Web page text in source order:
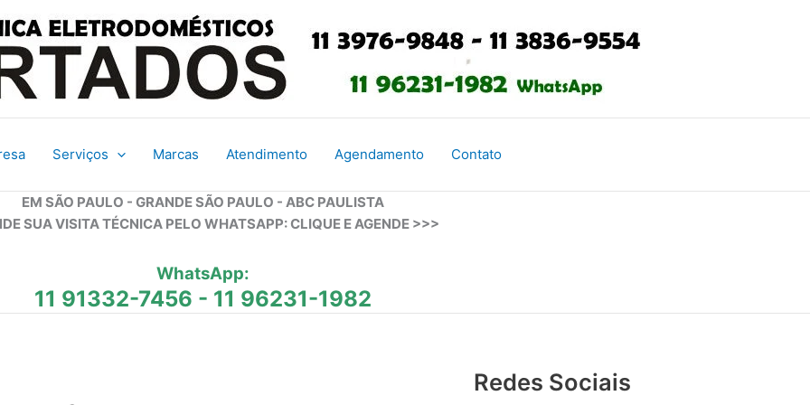
Serviços Marcas Atendimento Agendamento Contato
EM SÃO PAULO - GRANDE SÃO PAULO - ABC PAULISTA
SUA VISITA TÉCNICA PELO WHATSAPP: CLIQUE E AGENDE >>>
WhatsApp:
11 91332-7456 - 11 96231-1982
Redes Sociais